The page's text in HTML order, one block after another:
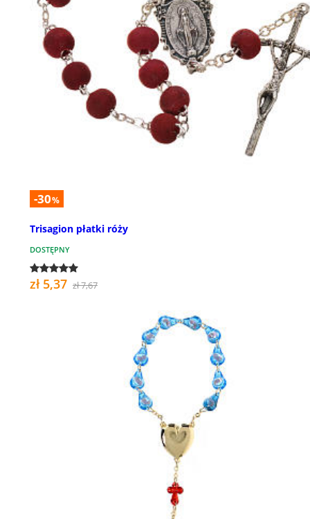
-30%
Trisagion płatki róży
DOSTĘPNY
zł 5,37 zł 7,67